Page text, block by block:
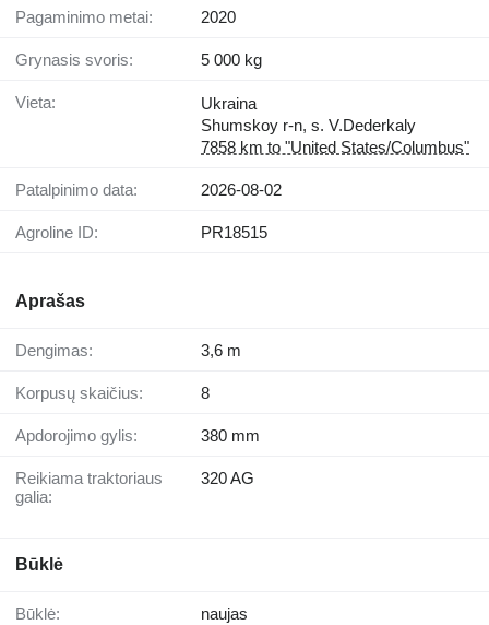
Pagaminimo metai: 2020
Grynasis svoris: 5 000 kg
Vieta:
Ukraina
Shumskoy r-n, s. V.Dederkaly
7858 km to "United States/Columbus"
Patalpinimo data: 2026-08-02
Agroline ID: PR18515
Aprašas
Dengimas: 3,6 m
Korpusų skaičius: 8
Apdorojimo gylis: 380 mm
Reikiama traktoriaus
galia:
320 AG
Būklė
Būklė: naujas